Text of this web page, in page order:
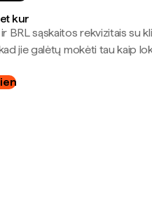
kur
ir BRL sąskaitos rekvizitais su
jie galėtų mokėti tau kaip